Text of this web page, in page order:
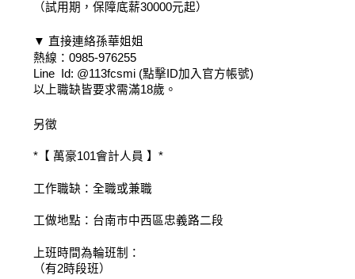
（試用期，保障底薪30000元起）
▼ 直接連絡孫華姐姐
熱線：0985-976255
Line  Id: @113fcsmi (點擊ID加入官方帳號)
以上職缺皆要求需滿18歲。
另徵
*【 萬豪101會計人員 】*
工作職缺：全職或兼職
工做地點：台南市中西區忠義路二段
上班時間為輪班制：
（有2時段班）